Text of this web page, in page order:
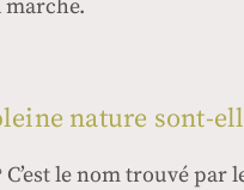
marche.
nature sont-
C’est le nom trouvé